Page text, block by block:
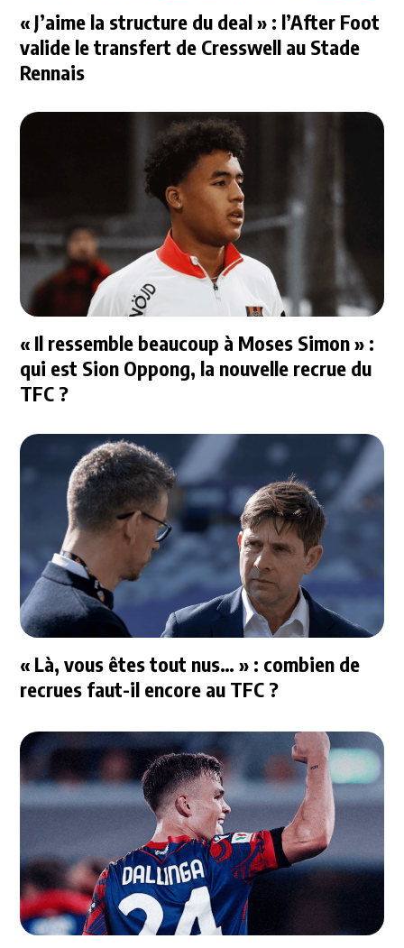
« J’aime la structure du deal » : l’After Foot
valide le transfert de Cresswell au Stade
Rennais
« Il ressemble beaucoup à Moses Simon » :
qui est Sion Oppong, la nouvelle recrue du
TFC ?
« Là, vous êtes tout nus… » : combien de
recrues faut-il encore au TFC ?